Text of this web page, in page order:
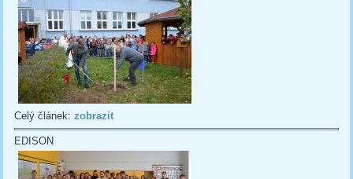
Celý článek:zobrazit
EDISON